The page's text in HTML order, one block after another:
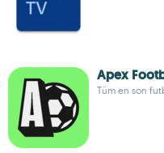
Apex
Tüm en son